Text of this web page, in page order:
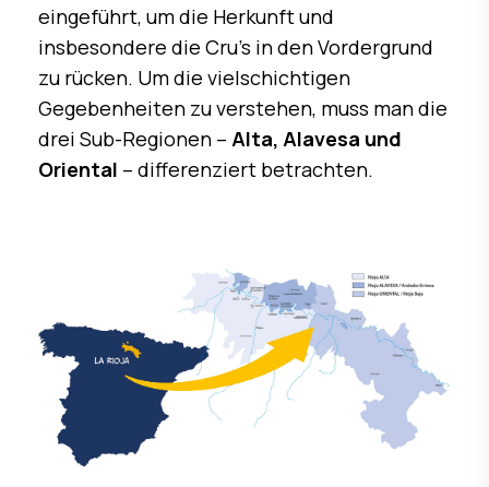
eingeführt, um die Herkunft und
insbesondere die Cru’s in den Vordergrund
zu rücken. Um die vielschichtigen
Gegebenheiten zu verstehen, muss man die
drei Sub-Regionen – Alta, Alavesa und
Oriental – differenziert betrachten.